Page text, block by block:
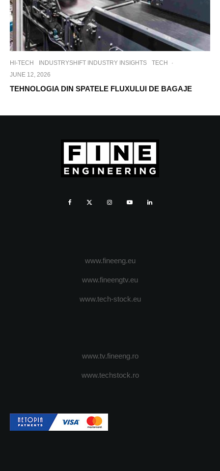
HI-TECH INDUSTRYSHIFT INDUSTRY INSIGHTS TECH
·
JUNE 12, 2026
TEHNOLOGIA DIN SPATELE FLUXULUI DE BAGAJE
www.fineeng.eu
www.fineengtv.eu
www.tech-stock.eu
www.tv.fineeng.ro
www.techstock.ro